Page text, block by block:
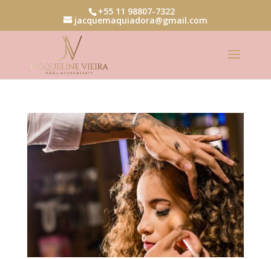
+55 11 98807-7322
jacquemaquiadora@gmail.com